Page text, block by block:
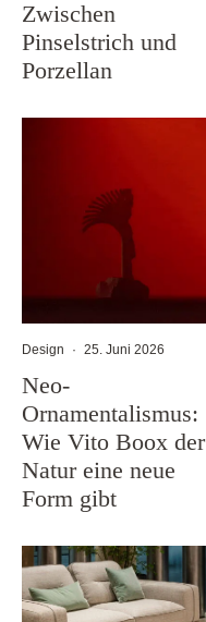
Zwischen
Pinselstrich und
Porzellan
Design · 25. Juni 2026
Neo-
Ornamentalismus:
Wie Vito Boox der
Natur eine neue
Form gibt